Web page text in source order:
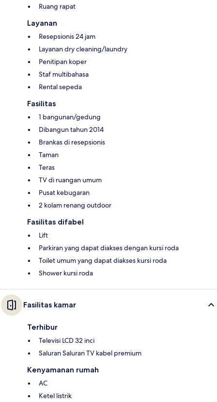
Ruang rapat
Layanan
Resepsionis 24 jam
Layanan dry cleaning/laundry
Penitipan koper
Staf multibahasa
Rental sepeda
Fasilitas
1 bangunan/gedung
Dibangun tahun 2014
Brankas di resepsionis
Taman
Teras
TV di ruangan umum
Pusat kebugaran
2 kolam renang outdoor
Fasilitas difabel
Lift
Parkiran yang dapat diakses dengan kursi roda
Toilet umum yang dapat diakses kursi roda
Shower kursi roda
Fasilitas kamar
Terhibur
Televisi LCD 32 inci
Saluran Saluran TV kabel premium
Kenyamanan rumah
AC
Ketel listrik